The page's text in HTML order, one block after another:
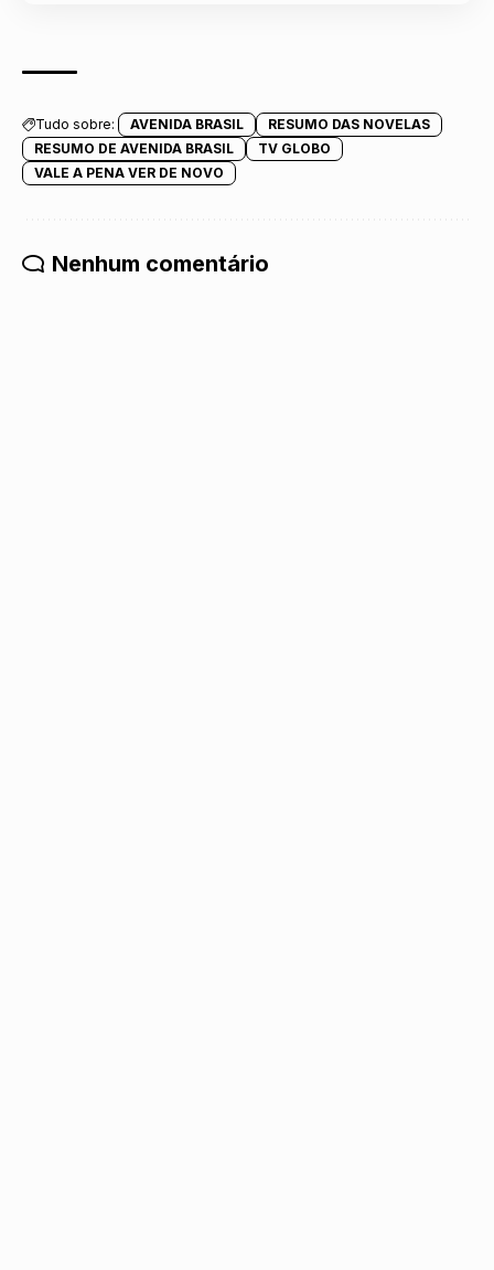
Tudo sobre: AVENIDA BRASIL
RESUMO DAS NOVELAS
RESUMO DE AVENIDA BRASIL
TV GLOBO
VALE A PENA VER DE NOVO
Nenhum comentário